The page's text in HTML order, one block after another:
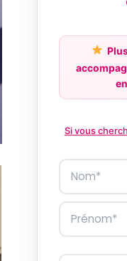
Si vous